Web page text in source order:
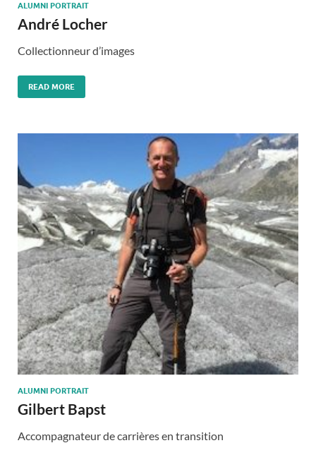
ALUMNI PORTRAIT
André Locher
Collectionneur d’images
READ MORE
ALUMNI PORTRAIT
Gilbert Bapst
Accompagnateur de carrières en transition